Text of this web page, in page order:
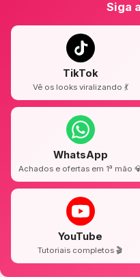
Siga
TikTok
Vê os looks viralizando 💃
WhatsApp
Achados e ofertas em 1ª mão
YouTube
Tutoriais completos 🎬